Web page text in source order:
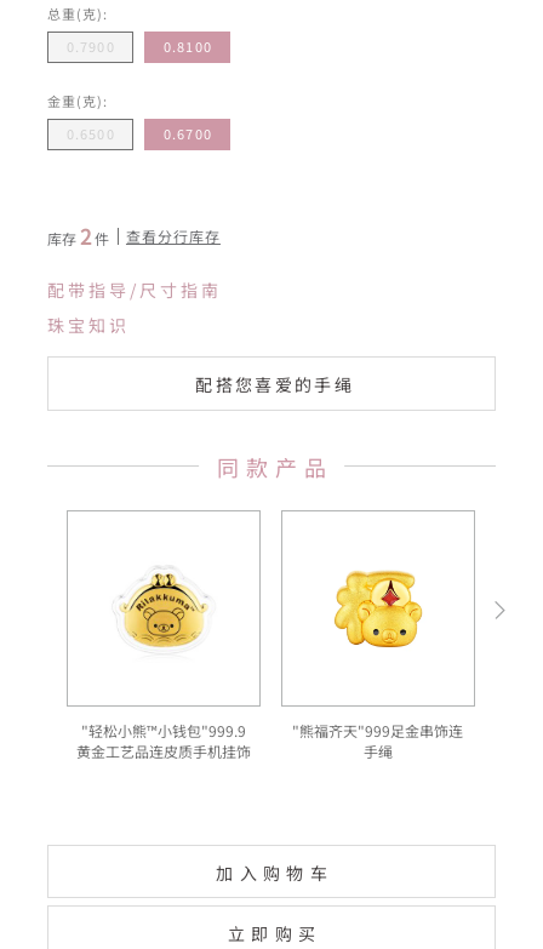
总重(克):
0.7900
0.8100
金重(克):
0.6500
0.6700
库存 2件 查看分行库存
配带指导/尺寸指南
珠宝知识
配搭您喜爱的手绳
同款产品
"轻松小熊™小钱包"999.9
黄金工艺品连皮质手机挂饰
"熊福齐天"999足金串饰连
手绳
加入购物车
立即购买